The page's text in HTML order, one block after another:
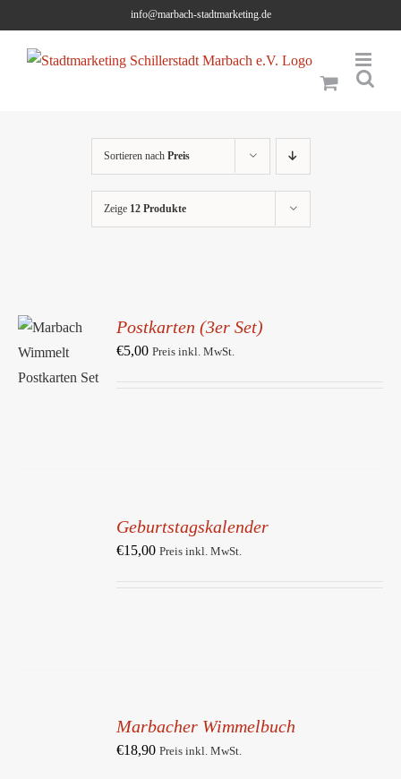
content
info@marbach-stadtmarketing.de
Sortieren nach Preis
Zeige 12 Produkte
IN DEN
WARENKORB
DETAILS
Postkarten (3er Set)
€5,00 Preis inkl. MwSt.
Geburtstagskalender
€15,00 Preis inkl. MwSt.
Marbacher Wimmelbuch
€18,90 Preis inkl. MwSt.